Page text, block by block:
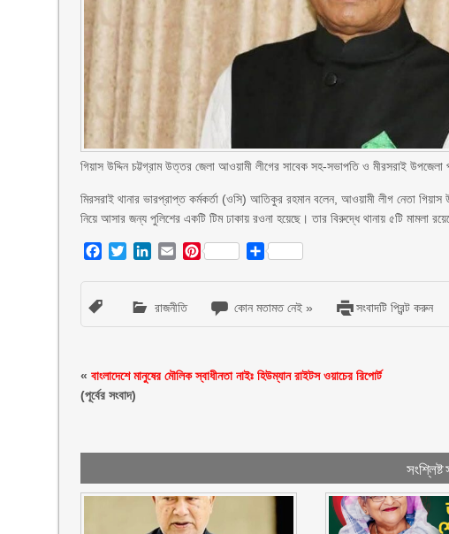
গিয়াস উদ্দিন চট্টগ্রাম উত্তর জেলা আওয়ামী লীগের সাবেক সহ-সভাপতি ও মীরসরাই উপজেলা
মিরসরাই থানার ভারপ্রাপ্ত কর্মকর্তা (ওসি) আতিকুর রহমান বলেন, আওয়ামী লীগ নেতা
নিয়ে আসার জন্য পুলিশের একটি টিম ঢাকায় রওনা হয়েছে। তার বিরুদ্ধে থানায় ৫টি মামলা
Facebook
TwitterLinkedIn
EmailPinterest Share
রাজনীতি কোন মতামত নেই » সংবাদটি প্রিন্ট করুন
«বাংলাদেশে মানুষের মৌলিক স্বাধীনতা নাইঃ হিউম্যান রাইটস ওয়াচের রিপোর্ট
(পূর্বের সংবাদ)
সংশ্লিষ্ট